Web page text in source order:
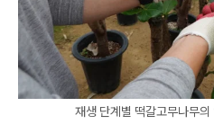
재생 단계별 떡갈고무나무